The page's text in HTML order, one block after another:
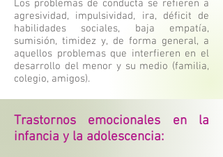
Los problemas de conducta se refieren a
agresividad, impulsividad, ira, déficit de
habilidades sociales, baja empatía,
sumisión, timidez y, de forma general, a
aquellos problemas que interfieren en el
desarrollo del menor y su medio (familia,
colegio, amigos).
Trastornos emocionales en la
infancia y la adolescencia: